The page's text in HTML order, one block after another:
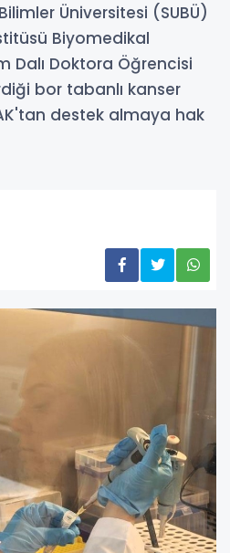
Üniversitesi (SUBÜ)
Biyomedikal
Dalı Doktora Öğrencisi
bor tabanlı kanser
destek almaya hak